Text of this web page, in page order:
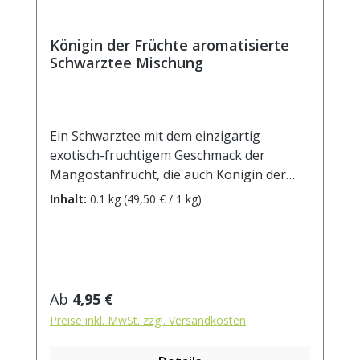
Königin der Früchte aromatisierte
Schwarztee Mischung
Ein Schwarztee mit dem einzigartig
exotisch-fruchtigem Geschmack der
Mangostanfrucht, die auch Königin der
Früchte genannt wird!Zutaten: Schwarztee,
Rosenblütenblätter (Zucker, Rosenblüten,
Verdickungsmittel: Gummi arabicum,
Aroma, Farbstoffe: Karmin), kandierte
Inhalt: 0.1 kg (49,50 € / 1 kg)
Regulärer Preis:
Ab 4,95 €
Preise inkl. MwSt. zzgl. Versandkosten